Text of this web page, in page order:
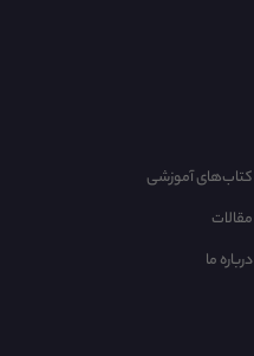
کتاب‌های آموزشی
مقالات
درباره ما